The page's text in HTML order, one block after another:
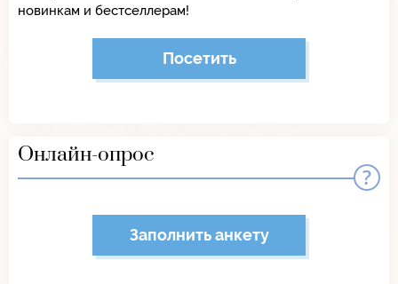
новинкам и бестселлерам!
Посетить
Онлайн-опрос
Заполнить анкету